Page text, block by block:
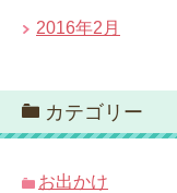
2016年2月
カテゴリー
お出かけ